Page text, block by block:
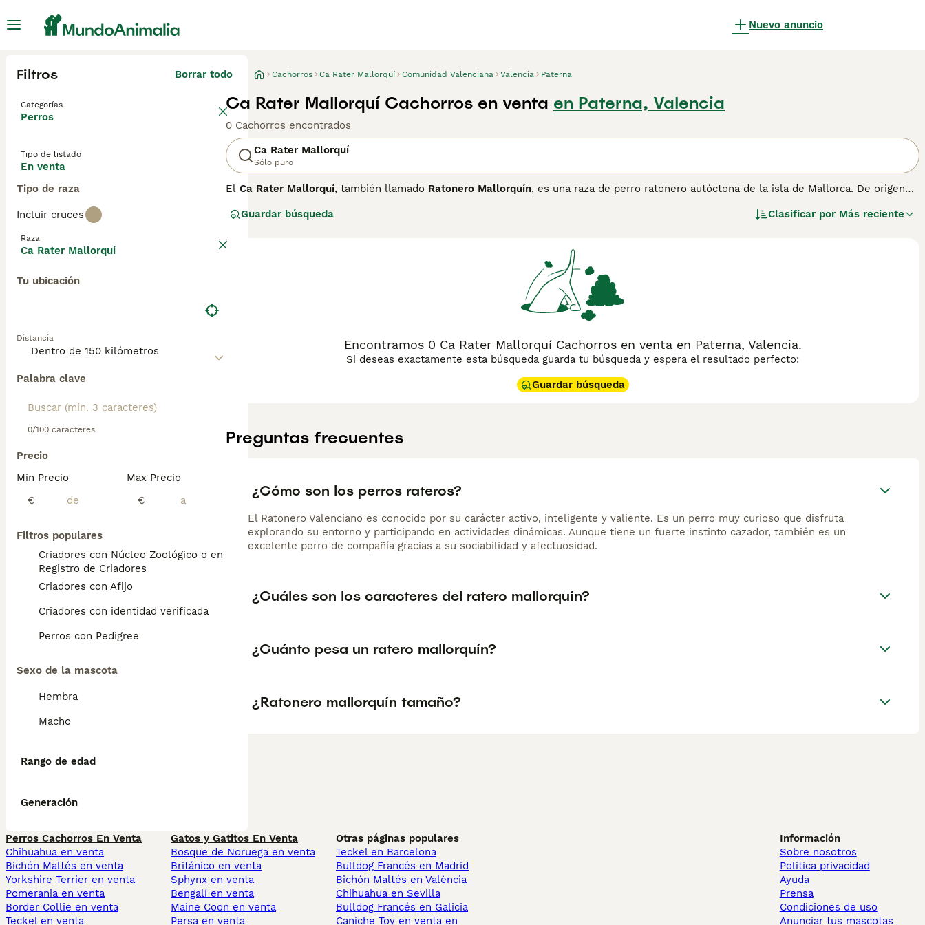
Nuevo anuncio
Filtros Borrar todo
Categorías
Perros
Tipo de listado
En venta
Tipo de raza
Incluir cruces
Raza
Ca Rater Mallorquí
Tu ubicación
Distancia
Palabra clave
0/100 caracteres
Precio
Min Precio
€
Max Precio
€
Filtros populares
Criadores con Núcleo Zoológico o en el
Registro de Criadores
Criadores con Afijo
Criadores con identidad verificada
Perros con Pedigree
Sexo de la mascota
Hembra
Macho
Rango de edad
Generación
Cachorros Ca Rater Mallorquí Comunidad Valenciana Valencia Paterna
Ca Rater Mallorquí Cachorros en venta en Paterna, Valencia
0 Cachorros encontrados
Ca Rater Mallorquí
Sólo puro
El Ca Rater Mallorquí, también llamado Ratonero Mallorquín, es una raza de perro ratonero autóctona de la isla de Mallorca. De origen
Mallorquí fue durante generaciones el perro de trabajo por excelencia en las casas y granjas mallorquinas, especializado en la caza de
cuando la Real Sociedad Canina de España le otorgó reconocimiento provisional.
El Ca Rater Mallorquí es un perro pequeño, de constitución atlética y ágil, con un peso habitual de entre 3 y 5 kilogramos. Su cabeza es
fina y triangular, con orejas erectas o semierectas, ojos vivaces y un cuerpo compacto de musculatura definida. A pesar de su pequeño
tamaño, es un perro valiente, enérgico y de reacciones rápidas, con un instinto cazador muy pronunciado. En el hogar es afectuoso y leal
con su familia, aunque puede mostrarse reservado con desconocidos. Necesita socialización desde cachorro y ejercicio diario para
las Islas Baleares, lo que lo convierte en una raza autóctona de especial valor histórico y cultural.
Guardar búsqueda Clasificar por Más reciente
Encontramos 0 Ca Rater Mallorquí Cachorros en venta en Paterna, Valencia.
Si deseas exactamente esta búsqueda guarda tu búsqueda y espera el resultado perfecto:
Guardar búsqueda
Preguntas frecuentes
¿Cómo son los perros rateros?
El Ratonero Valenciano es conocido por su carácter activo, inteligente y valiente. Es un perro muy curioso que disfruta
explorando su entorno y participando en actividades dinámicas. Aunque tiene un fuerte instinto cazador, también es un
excelente perro de compañía gracias a su sociabilidad y afectuosidad.
¿Cuáles son los caracteres del ratero mallorquín?
¿Cuánto pesa un ratero mallorquín?
¿Ratonero mallorquín tamaño?
Perros Cachorros En Venta
Chihuahua en venta
Bichón Maltés en venta
Yorkshire Terrier en venta
Pomerania en venta
Border Collie en venta
Teckel en venta
Gatos y Gatitos En Venta
Bosque de Noruega en venta
Británico en venta
Sphynx en venta
Bengalí en venta
Maine Coon en venta
Persa en venta
Otras páginas populares
Teckel en Barcelona
Bulldog Francés en Madrid
Bichón Maltés en València
Chihuahua en Sevilla
Bulldog Francés en Galicia
Caniche Toy en venta en
Información
Sobre nosotros
Politica privacidad
Ayuda
Prensa
Condiciones de uso
Anunciar tus mascotas